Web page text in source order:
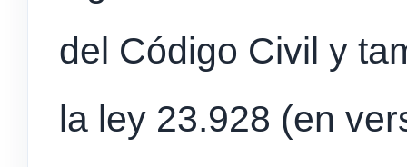
del Código Civil y
la ley 23.928 (en